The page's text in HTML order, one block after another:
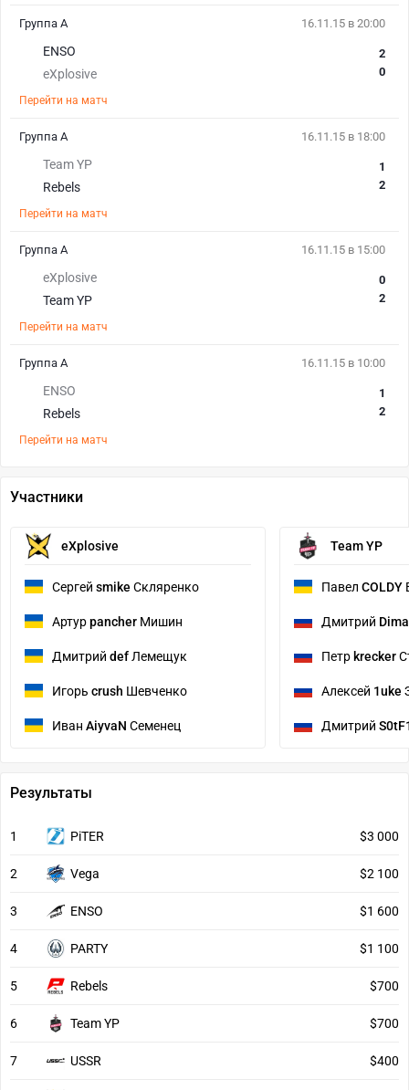
16.11.15 в 20:00
ENSO
eXplosive
2
0
Перейти на матч
Группа А
16.11.15 в 18:00
Team YP
Rebels
1
2
Перейти на матч
Группа А
16.11.15 в 15:00
eXplosive
Team YP
0
2
Перейти на матч
Группа А
16.11.15 в 10:00
ENSO
Rebels
1
2
Перейти на матч
Группа А
Участники
eXplosive
Сергей smike Скляренко
Артурpancher Мишин
Дмитрий def Лемещук
Игорь crush Шевченко
Иван AiyvaN Семенец
Team YP
Павел COLDY
Дмитрий Dima
Петр krecker
Алексей 1uke
Дмитрий
Результаты
1 PiTER $3 000
2 Vega $2 100
3 ENSO $1 600
4 PARTY $1 100
5 Rebels $700
6 Team YP $700
7 USSR $400